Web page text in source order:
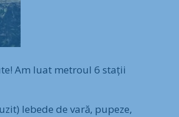
Am luat metroul 6 stații
lebede de vară, pupeze,